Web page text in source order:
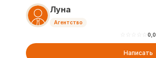
Луна
Агентство
☆0,0
Написать